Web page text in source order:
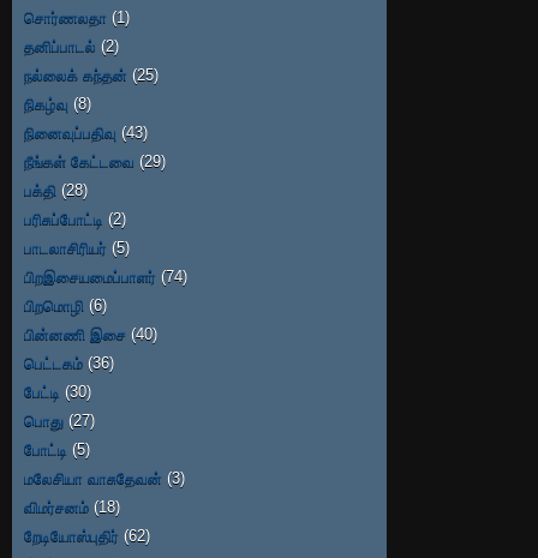
சொர்ணலதா (1)
தனிப்பாடல் (2)
நல்லைக் கந்தன் (25)
நிகழ்வு (8)
நினைவுப்பதிவு (43)
நீங்கள் கேட்டவை (29)
பக்தி (28)
பரிசுப்போட்டி (2)
பாடலாசிரியர் (5)
பிறஇசையமைப்பாளர் (74)
பிறமொழி (6)
பின்னணி இசை (40)
பெட்டகம் (36)
பேட்டி (30)
பொது (27)
போட்டி (5)
மலேசியா வாசுதேவன் (3)
விமர்சனம் (18)
றேடியோஸ்புதிர் (62)